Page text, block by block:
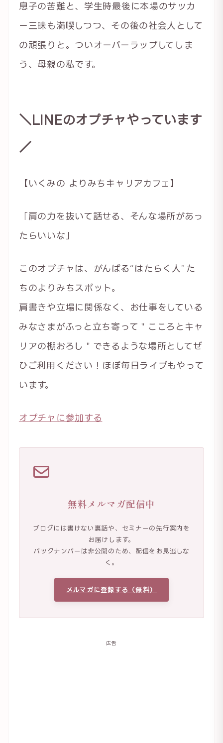
息子の苦難と、学生時最後に本場のサッカ
ー三昧も満喫しつつ、その後の社会人として
の頑張りと。ついオーバーラップしてしま
う、母親の私です。
＼LINEのオプチャやっています
／
【いくみの よりみちキャリアカフェ】
「肩の力を抜いて話せる、そんな場所があっ
たらいいな」
このオプチャは、がんばる“はたらく人”た
ちのよりみちスポット。
肩書きや立場に関係なく、お仕事をしている
みなさまがふっと立ち寄って＂こころとキャ
リアの棚おろし＂できるような場所としてぜ
ひご利用ください！ほぼ毎日ライブもやって
います。
オプチャに参加する
無料メルマガ配信中
ブログには書けない裏話や、セミナーの先行案内を
お届けします。
バックナンバーは非公開のため、配信をお見逃しな
く。
メルマガに登録する（無料）
広告